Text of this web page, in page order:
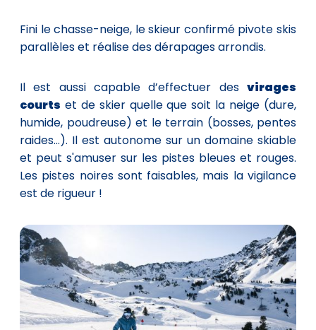
Fini le chasse-neige, le skieur confirmé pivote skis
parallèles et réalise des dérapages arrondis.
Il est aussi capable d’effectuer des virages
courts et de skier quelle que soit la neige (dure,
humide, poudreuse) et le terrain (bosses, pentes
raides...). Il est autonome sur un domaine skiable
et peut s'amuser sur les pistes bleues et rouges.
Les pistes noires sont faisables, mais la vigilance
est de rigueur !